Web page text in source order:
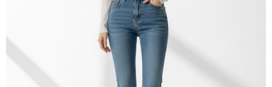
Ketiga, Syarat Perkhidmatan
Perkhidmatan AFTEE Beli Sekarang Bayar Kemudian disediakan oleh NP
Taiwan, Inc. dan AFTEE akan membuat bil kepada pengguna. AFTEE
akan menggunakan data peribadi yang dikumpul (termasuk nama
pembeli, no. telefon, nama penerima, no. telefon, alamat penerima) untuk
penggunaan perkhidmatan. Sila rujuk kepada "Penyata Pengumpulan
Data Peribadi, Pemprosesan, Penggunaan"
) untuk maklumat lanjut.